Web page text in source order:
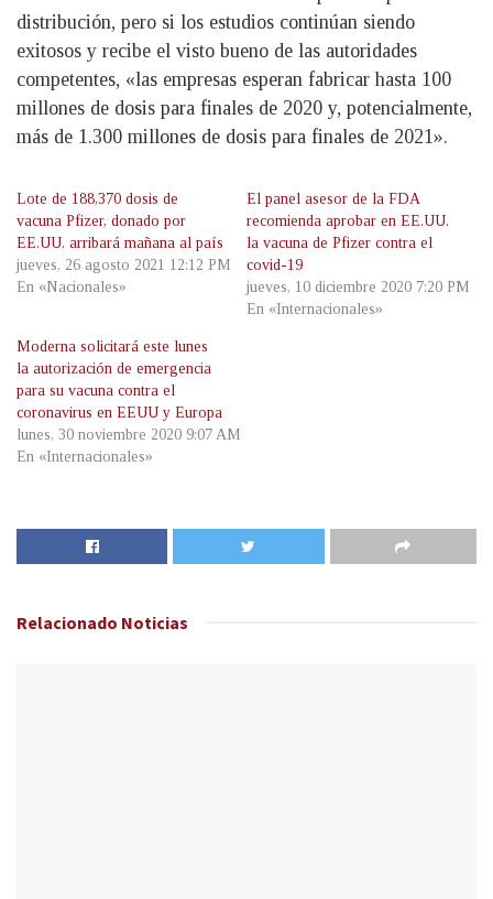
distribución, pero si los estudios continúan siendo
exitosos y recibe el visto bueno de las autoridades
competentes, «las empresas esperan fabricar hasta 100
millones de dosis para finales de 2020 y, potencialmente,
más de 1.300 millones de dosis para finales de 2021».
Lote de 188,370 dosis de
vacuna Pfizer, donado por
EE.UU. arribará mañana al país
jueves, 26 agosto 2021 12:12 PM
En «Nacionales»
El panel asesor de la FDA
recomienda aprobar en EE.UU.
la vacuna de Pfizer contra el
covid-19
jueves, 10 diciembre 2020 7:20 PM
En «Internacionales»
Moderna solicitará este lunes
la autorización de emergencia
para su vacuna contra el
coronavirus en EEUU y Europa
lunes, 30 noviembre 2020 9:07 AM
En «Internacionales»
Relacionado Noticias